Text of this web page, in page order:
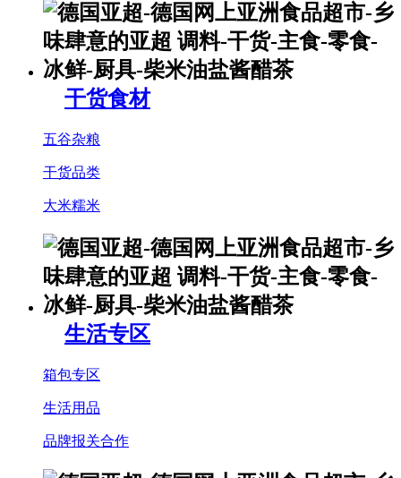
干货食材
五谷杂粮
干货品类
大米糯米
生活专区
箱包专区
生活用品
品牌报关合作